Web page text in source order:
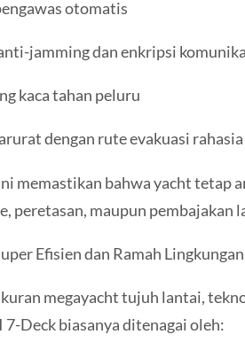
otomatis
jamming dan enkripsi
kaca tahan peluru
dengan rute evakuasi rahasia
memastikan bahwa yacht tetap
peretasan, maupun pembajakan
Efisien dan Ramah Lingkungan
megayacht tujuh lantai,
7-Deck biasanya ditenagai oleh: